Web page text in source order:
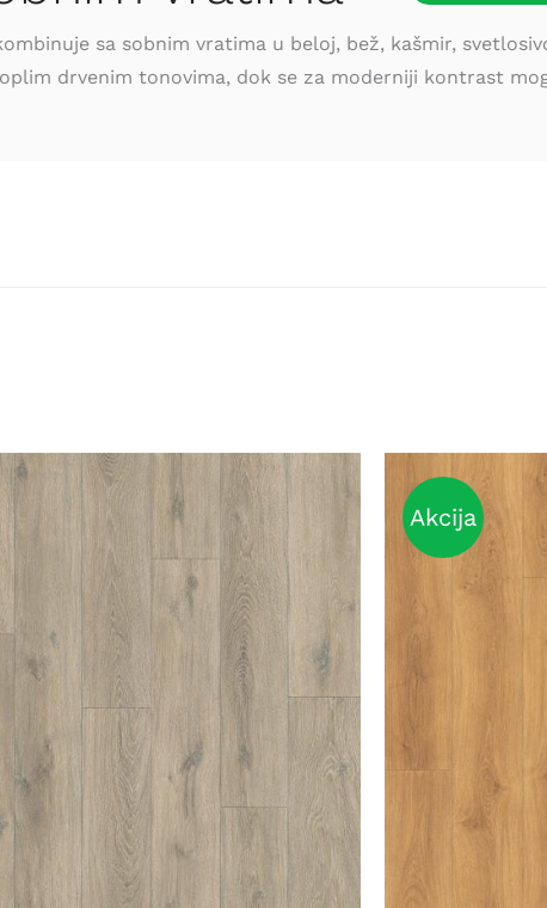
sa sobnim vratima u beloj, bež, kašmir,
drvenim tonovima, dok se za moderniji kontrast
DETAILS
Akcija